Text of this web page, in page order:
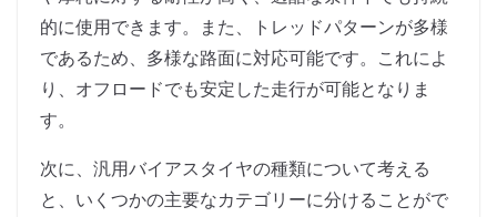
的に使用できます。また、トレッドパターンが多様
であるため、多様な路面に対応可能です。これによ
り、オフロードでも安定した走行が可能となりま
す。
次に、汎用バイアスタイヤの種類について考える
と、いくつかの主要なカテゴリーに分けることがで